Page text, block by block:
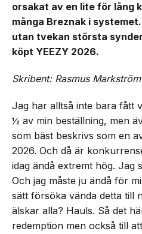
orsakat av en lite för lång
många Breznak i
utan tvekan största
köpt YEEZY 2026.
Skribent: Rasmus Markström
Jag har alltså inte bara fått
½ av min beställning, men
som bäst beskrivs som en
2026. Och då är
idag ändå extremt hög. Jag
Och jag måste ju ändå för
sätt försöka vända detta till
älskar alla? Hauls. Så det
redemption men också till